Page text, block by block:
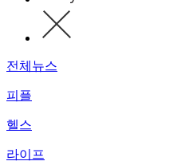
전체뉴스
피플
헬스
라이프